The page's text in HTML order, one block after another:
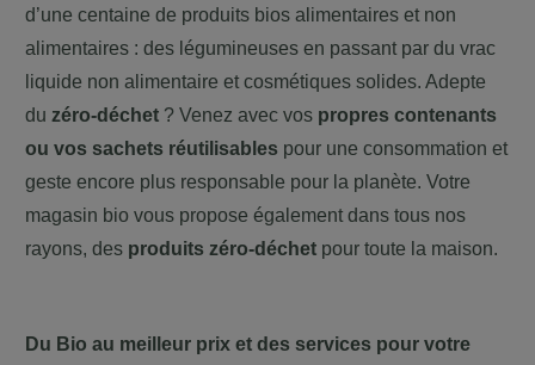
d’une centaine de produits bios alimentaires et non
alimentaires : des légumineuses en passant par du vrac
liquide non alimentaire et cosmétiques solides. Adepte
du zéro-déchet ? Venez avec vos propres contenants
ou vos sachets réutilisables pour une consommation et
geste encore plus responsable pour la planète. Votre
magasin bio vous propose également dans tous nos
rayons, des produits zéro-déchet pour toute la maison.
Du Bio au meilleur prix et des services pour votre